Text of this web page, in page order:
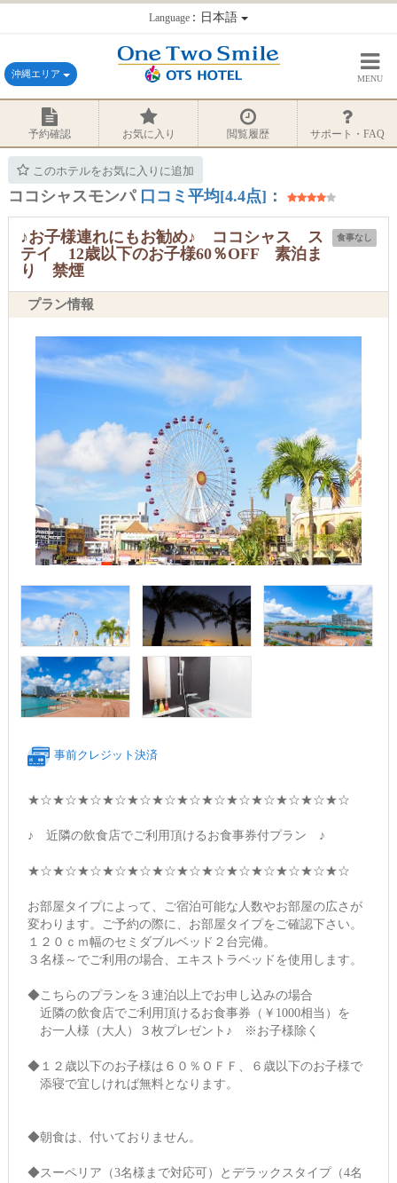
Language：日本語
沖縄エリア MENU
予約確認 お気に入り 閲覧履歴 サポート・FAQ
このホテルをお気に入りに追加
ココシャスモンパ 口コミ平均[4.4点]：
食事なし
♪お子様連れにもお勧め♪ ココシャス ス
テイ 12歳以下のお子様60％OFF 素泊ま
り 禁煙
プラン情報
事前クレジット決済
★☆★☆★☆★☆★☆★☆★☆★☆★☆★☆★☆★☆★☆
♪ 近隣の飲食店でご利用頂けるお食事券付プラン ♪
★☆★☆★☆★☆★☆★☆★☆★☆★☆★☆★☆★☆★☆
お部屋タイプによって、ご宿泊可能な人数やお部屋の広さが
変わります。ご予約の際に、お部屋タイプをご確認下さい。
１２０ｃｍ幅のセミダブルベッド２台完備。
３名様～でご利用の場合、エキストラベッドを使用します。
◆こちらのプランを３連泊以上でお申し込みの場合
近隣の飲食店でご利用頂けるお食事券（￥1000相当）を
お一人様（大人）３枚プレゼント♪ ※お子様除く
◆１２歳以下のお子様は６０％ＯＦＦ、６歳以下のお子様で
添寝で宜しければ無料となります。
◆朝食は、付いておりません。
◆スーペリア（3名様まで対応可）とデラックスタイプ（4名